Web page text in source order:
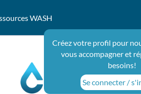
WASH
Créez votre profil pour
vous accompagner et
besoins!
Se connecter /